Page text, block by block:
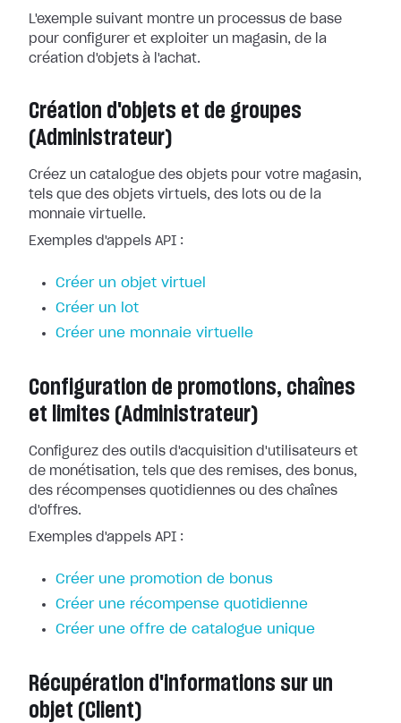
L'exemple suivant montre un processus de base
pour configurer et exploiter un magasin, de la
création d'objets à l'achat.
Création d'objets et de groupes
(Administrateur)
Créez un catalogue des objets pour votre magasin,
tels que des objets virtuels, des lots ou de la
monnaie virtuelle.
Exemples d'appels API :
Créer un objet virtuel
Créer un lot
Créer une monnaie virtuelle
Configuration de promotions, chaînes
et limites (Administrateur)
Configurez des outils d'acquisition d'utilisateurs et
de monétisation, tels que des remises, des bonus,
des récompenses quotidiennes ou des chaînes
d'offres.
Exemples d'appels API :
Créer une promotion de bonus
Créer une récompense quotidienne
Créer une offre de catalogue unique
Récupération d'informations sur un
objet (Client)